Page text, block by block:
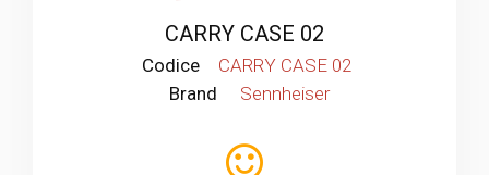
CARRY CASE 02
Codice
CARRY CASE 02
Brand
Sennheiser